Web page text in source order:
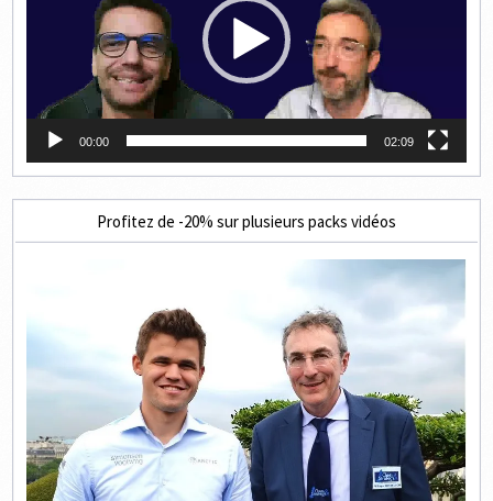
00:00 02:09
Profitez de -20% sur plusieurs packs vidéos